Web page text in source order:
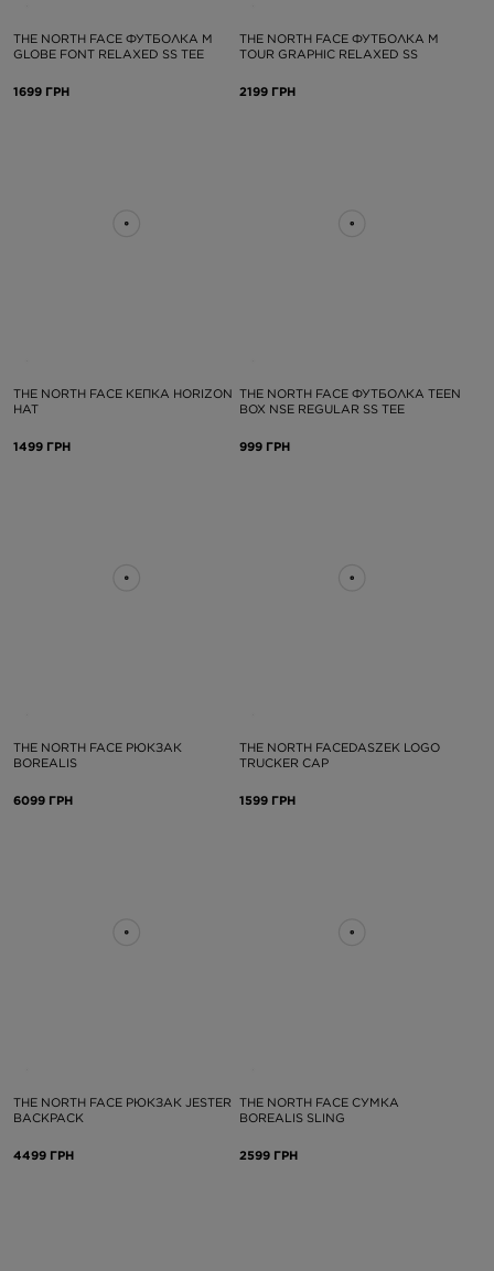
THE NORTH FACE ФУТБОЛКА M
GLOBE FONT RELAXED SS TEE
1699 ГРН
THE NORTH FACE ФУТБОЛКА M
TOUR GRAPHIC RELAXED SS
2199 ГРН
THE NORTH FACE КЕПКА HORIZON
HAT
1499 ГРН
THE NORTH FACE ФУТБОЛКА TEEN
BOX NSE REGULAR SS TEE
999 ГРН
THE NORTH FACE РЮКЗАК
BOREALIS
6099 ГРН
THE NORTH FACEDASZEK LOGO
TRUCKER CAP
1599 ГРН
THE NORTH FACE РЮКЗАК JESTER
BACKPACK
4499 ГРН
THE NORTH FACE СУМКА
BOREALIS SLING
2599 ГРН